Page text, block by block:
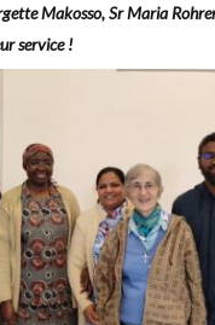
Makosso, Sr Maria
service !